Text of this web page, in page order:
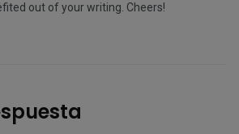
out of your writing. Cheers!